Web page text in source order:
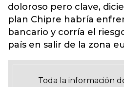
doloroso pero clave,
plan Chipre habría
bancario y corría el
país en salir de la zona
Toda la información